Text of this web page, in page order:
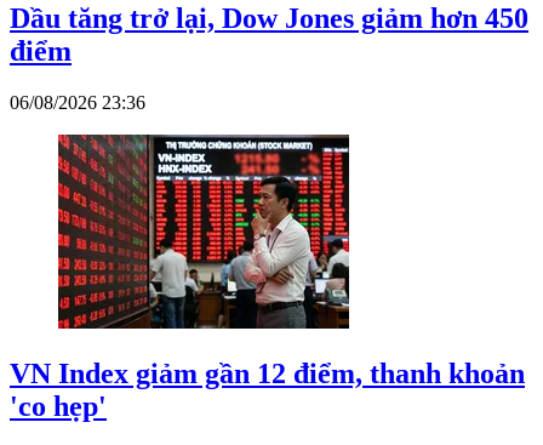
Dầu tăng trở lại, Dow Jones giảm hơn 450
điểm
06/08/2026 23:36
VN Index giảm gần 12 điểm, thanh khoản
'co hẹp'